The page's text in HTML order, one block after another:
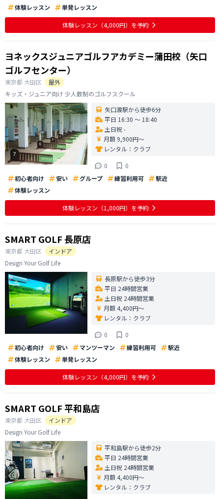
体験レッスン
単発レッスン
体験レッスン （4,000円） を予約
ヨネックスジュニアゴルフアカデミー蒲田校（矢口
ゴルフセンター）
東京都 大田区
屋外
キッズ・ジュニア向け 少人数制のゴルフスクール
矢口渡駅から徒歩6分
平日 16:30 〜 18:40
土日祝 -
月額 9,900円〜
レンタル： クラブ
0
0
初心者向け
安い グループ 練習利用可
駅近
体験レッスン
体験レッスン （1,000円） を予約
SMART GOLF 長原店
東京都 大田区
インドア
Design Your Golf Life
長原駅から徒歩3分
平日 24時間営業
土日祝 24時間営業
月額 4,400円〜
レンタル： クラブ
0
0
初心者向け
安い マンツーマン 練習利用可
駅近
体験レッスン
単発レッスン
体験レッスン （4,000円） を予約
SMART GOLF 平和島店
東京都 大田区
インドア
Design Your Golf Life
平和島駅から徒歩2分
平日 24時間営業
土日祝 24時間営業
月額 4,400円〜
レンタル： クラブ